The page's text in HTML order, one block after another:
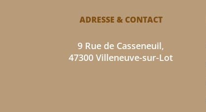
ADRESSE & CONTACT
9 Rue de Casseneuil,
47300 Villeneuve-sur-Lot